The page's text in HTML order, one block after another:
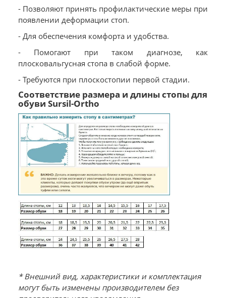
- Позволяют принять профилактические меры при
появлении деформации стоп.
- Для обеспечения комфорта и удобства.
- Помогают при таком диагнозе, как
плосковальгусная стопа в слабой форме.
- Требуются при плоскостопии первой стадии.
Соответствие размера и длины стопы для
обуви Sursil-Ortho
* Внешний вид, характеристики и комплектация
могут быть изменены производителем без